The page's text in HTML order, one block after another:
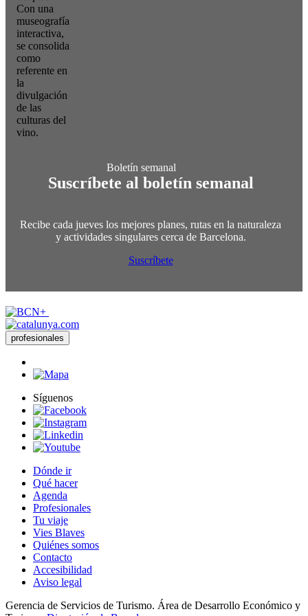
Con una
museografía
interactiva,
se consolida
como
referente en
la
divulgación
de las
culturas del
vino.
Suscríbete al boletín semanal
Recibe cada jueves los mejores planes, rutas en la naturaleza
y actividades singulares cerca de Barcelona.
Suscríbete
profesionales
Síguenos
Dónde ir
Qué hacer
Agenda
Profesionales
Tu viaje
Vies Blaves
Quiénes somos
Contacto
Accesibilidad
Aviso legal
Gerencia de Servicios de Turismo. Área de Desarrollo Económico y